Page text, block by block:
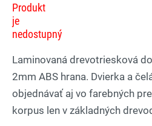
Produkt
je
nedostupný
Laminovaná drevotriesková
2mm ABS hrana. Dvierka a
objednávať aj vo farebných
korpus len v základných